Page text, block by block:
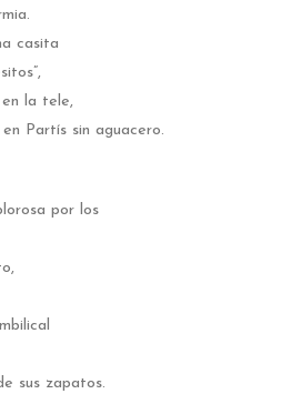
casita
la tele,
Partís sin aguacero.
por los
sus zapatos.